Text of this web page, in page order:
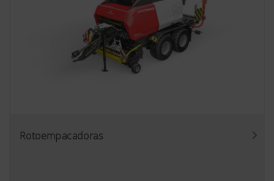
Rotoempacadoras